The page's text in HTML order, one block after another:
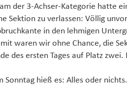
der 3-Achser-Kategorie hatte
Sektion zu verlassen: Völlig
in den lehmigen
waren wir ohne Chance, die
des ersten Tages auf Platz
Sonntag hieß es: Alles oder